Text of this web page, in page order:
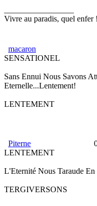
Vivre au paradis, quel enfer !
macaron
SENSATIONEL
Sans Ennui Nous Savons
Eternelle...Lentement!
LENTEMENT
Piterne
LENTEMENT
L'Eternité Nous Taraude
TERGIVERSONS